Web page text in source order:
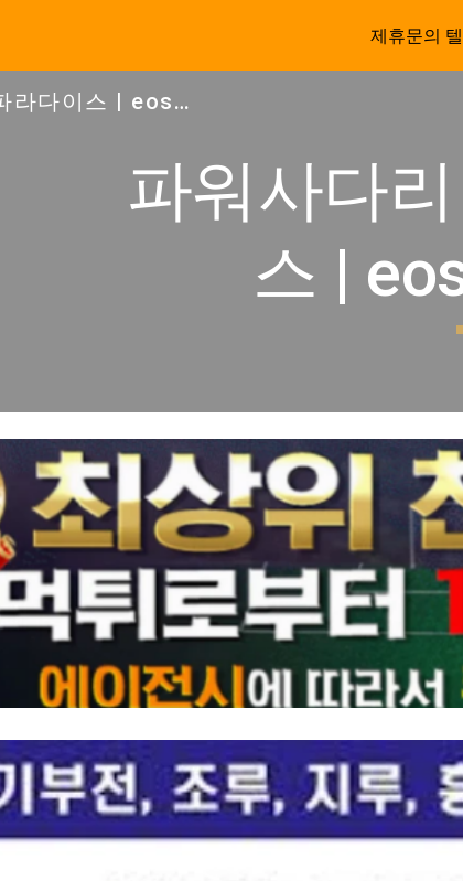
Skip to main content제휴문의
파워사다리 | 오션파라다이스 | eos3분파워볼
파워사다
스 |